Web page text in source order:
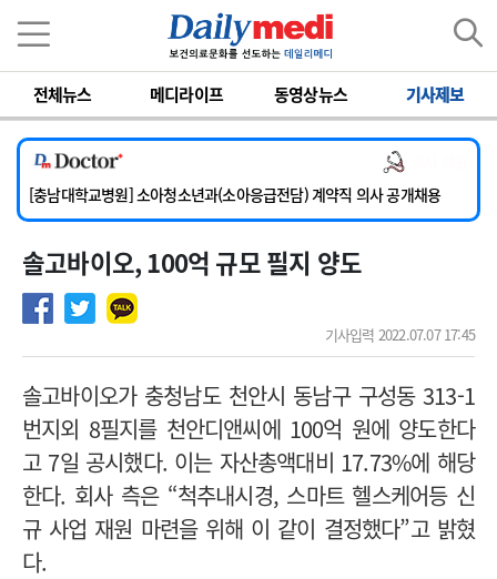
전체뉴스 메디라이프 동영상뉴스 기사제보
[서울아산병원] 2026년 하반기 인턴 모집
[영남대학교의료원] 마취통증의학과 임기제 임상의사 채용
[충남대학교병원] 소아청소년과(소아응급전담) 계약직 의사 공개채용
[동부병원] 계약직(응급의학과 전문의) 직원모집
[이대목동병원] 하반기 전공의(레지던트1년차) 모집
[서울아산병원] 2026년 하반기 인턴 모집
[영남대학교의료원] 마취통증의학과 임기제 임상의사 채용
솔고바이오, 100억 규모 필지 양도
기사입력 2022.07.07 17:45
솔고바이오가 충청남도 천안시 동남구 구성동 313-1
번지외 8필지를 천안디앤씨에 100억 원에 양도한다
고 7일 공시했다. 이는 자산총액대비 17.73%에 해당
한다. 회사 측은 “척추내시경, 스마트 헬스케어등 신
규 사업 재원 마련을 위해 이 같이 결정했다”고 밝혔
다.